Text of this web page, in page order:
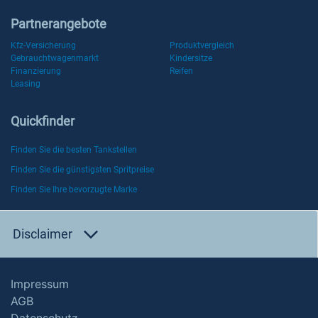
Partnerangebote
Kfz-Versicherung
Produktvergleich
Gebrauchtwagenmarkt
Kindersitze
Finanzierung
Reifen
Leasing
Quickfinder
Finden Sie die besten Tankstellen
Finden Sie die günstigsten Spritpreise
Finden Sie Ihre bevorzugte Marke
Disclaimer
Impressum
AGB